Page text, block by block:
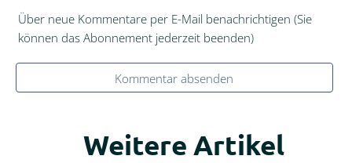
Über neue Kommentare per E-Mail benachrichtigen (Sie
können das Abonnement jederzeit beenden)
Kommentar absenden
Weitere Artikel